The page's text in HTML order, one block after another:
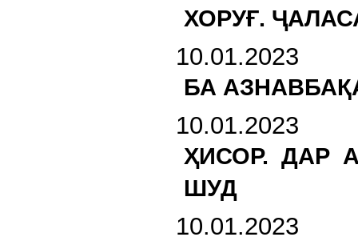
ХОРУҒ.
10.01.2023
БА
10.01.2023
ҲИСОР. ДАР
ШУД
10.01.2023